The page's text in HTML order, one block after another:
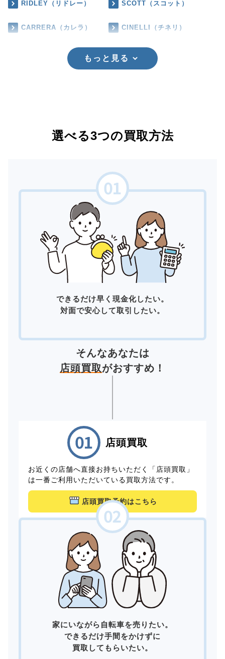
RIDLEY（リドレー） SCOTT（スコット）
CARRERA（カレラ） CINELLI（チネリ）
もっと見る
選べる3つの買取方法
できるだけ早く現金化したい。
対面で安心して取引したい。
そんなあなたは
店頭買取がおすすめ！
店頭買取
お近くの店舗へ直接お持ちいただく「店頭買取」
は一番ご利用いただいている買取方法です。
店頭買取予約はこちら
家にいながら自転車を売りたい。
できるだけ手間をかけずに
買取してもらいたい。